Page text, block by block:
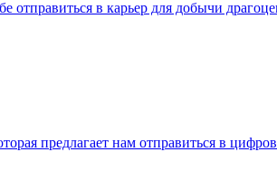
отправиться в карьер для добычи
предлагает нам отправиться в